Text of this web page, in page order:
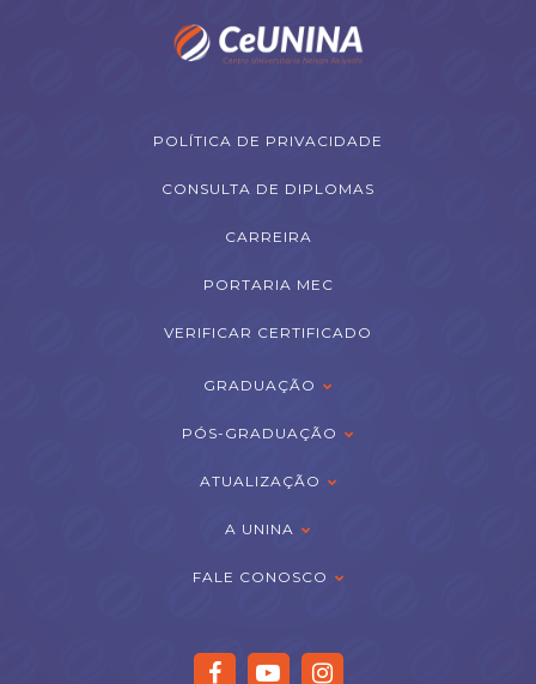
POLÍTICA DE PRIVACIDADE
CONSULTA DE DIPLOMAS
CARREIRA
PORTARIA MEC
VERIFICAR CERTIFICADO
GRADUAÇÃO
PÓS-GRADUAÇÃO
ATUALIZAÇÃO
A UNINA
FALE CONOSCO